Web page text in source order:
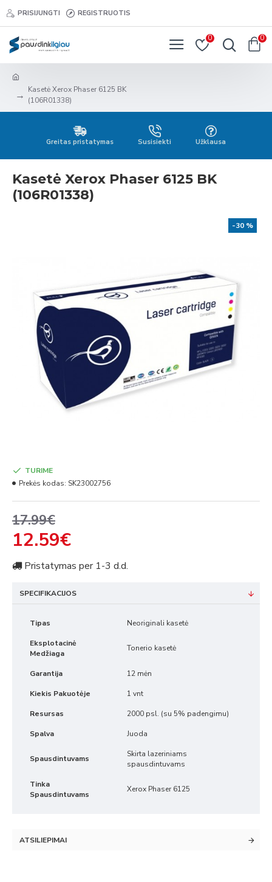
PRISIJUNGTI REGISTRUOTIS
0 0
Kasetė Xerox Phaser 6125 BK
(106R01338)
Greitas pristatymas Susisiekti Užklausa
Kasetė Xerox Phaser 6125 BK
(106R01338)
-30 %
17.99€
12.59€
TURIME
Prekės kodas: SK23002756
Pristatymas per 1-3 d.d.
SPECIFIKACIJOS
Tipas Neoriginali kasetė
Eksplotacinė
Medžiaga
Tonerio kasetė
Garantija 12 mėn
Kiekis Pakuotėje 1 vnt
Resursas 2000 psl. (su 5% padengimu)
Spalva Juoda
Spausdintuvams
Skirta lazeriniams
spausdintuvams
Tinka
Spausdintuvams
Xerox Phaser 6125
ATSILIEPIMAI